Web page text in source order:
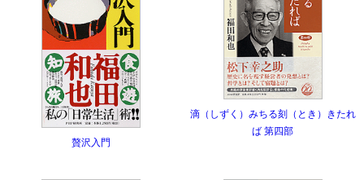
贅沢入門
滴（しずく）みちる刻（とき）きたれ
ば 第四部